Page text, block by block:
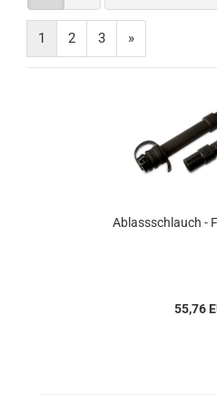
1 2 3 »
Ablassschlauch -
55,76